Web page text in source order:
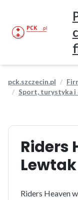
pck.szczecin.pl
Sport, turystyka
Riders
Lewtak
Riders Heaven